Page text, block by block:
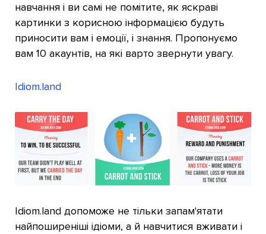
навчання і ви самі не помітите, як яскраві
картинки з корисною інформацією будуть
приносити вам і емоції, і знання. Пропонуємо
вам 10 акаунтів, на які варто звернути увагу.
Idiom.land
Idiom.land допоможе не тільки запам'ятати
найпоширеніші ідіоми, а й навчитися вживати і